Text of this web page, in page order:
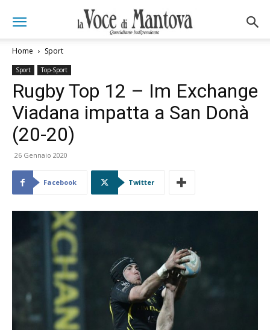
Home Sport
Sport Top-Sport
Rugby Top 12 – Im Exchange
Viadana impatta a San Donà
(20-20)
26 Gennaio 2020
Facebook Twitter